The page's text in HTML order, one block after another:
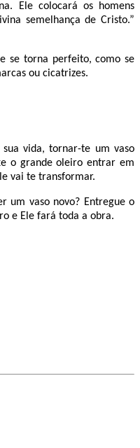
Ele colocará os homens
semelhança de Cristo.”
se torna perfeito, como se
ou cicatrizes.
vida, tornar-te um vaso
o grande oleiro entrar em
vai te transformar.
um vaso novo? Entregue o
e Ele fará toda a obra.